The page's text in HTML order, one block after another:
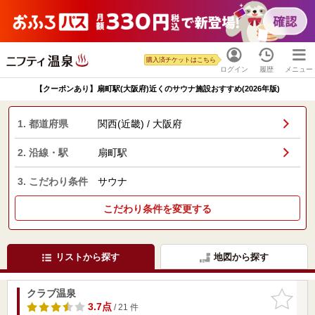
ログイン
購入済チケットはこちら
履歴 メニュー
【クーポンあり】扇町駅(大阪府)近くのサウナ施設おすすめ(2026年版)
1. 都道府県 関西(近畿) / 大阪府
2. 沿線・駅 扇町駅
3. こだわり条件 サウナ
こだわり条件を変更する
リストから探す 地図から探す
お気に入
りに追加
クラブ温泉
3.7点/ 21 件